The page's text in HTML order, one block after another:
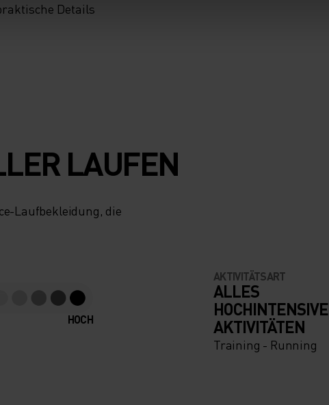
Details
LAUFEN
Laufbekleidung, die
HOCH
AKTIVITÄTSART
ALLES
HOCHINTENSIVE
AKTIVITÄTEN
Training - Running